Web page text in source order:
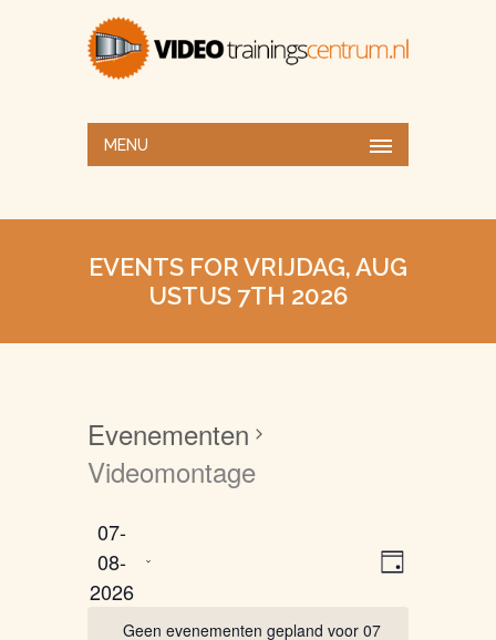
MENU
EVENTS FOR VRIJDAG, AUG
USTUS 7TH 2026
Evenementen
Videomontage
Weergaven
DAG
07-
08-
2026
Selecteer
een
datum.
Geen evenementen gepland voor 07